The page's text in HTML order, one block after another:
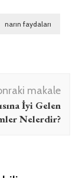
narın faydaları
makale
İyi Gelen
Nelerdir?